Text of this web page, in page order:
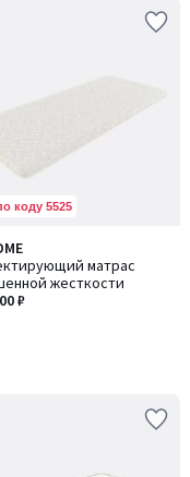
коду 5525
матрас
жесткости
₽